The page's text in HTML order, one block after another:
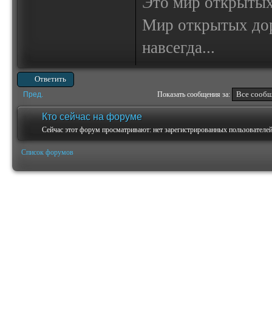
Мир открытых
навсегда...
Ответить
Пред. Показать сообщения за:
Кто сейчас на форуме
Сейчас этот форум просматривают: нет зарегистрированных
Список форумов